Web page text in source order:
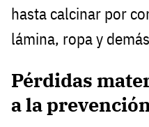
hasta calcinar por
lámina, ropa y
Pérdidas
a la